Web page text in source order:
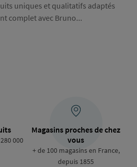
uniques et qualitatifs adaptés
complet avec Bruno...
000
Magasins proches de chez
vous
+ de 100 magasins en France,
depuis 1855